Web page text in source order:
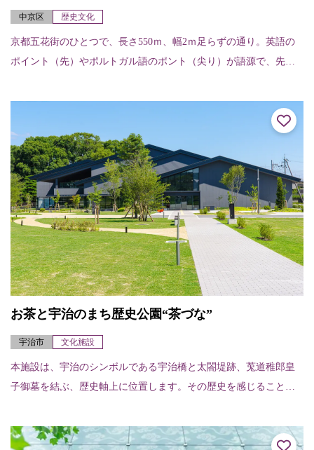
中京区 歴史文化
京都五花街のひとつで、長さ550ｍ、幅2ｍ足らずの通り。英語の
ポイント（先）やポルトガル語のポント（尖り）が語源で、先の
四条河原町のにぎ...
お茶と宇治のまち歴史公園“茶づな”
宇治市 文化施設
本施設は、宇治のシンボルである宇治橋と太閤堤跡、莵道稚郎皇
子御墓を結ぶ、歴史軸上に位置します。その歴史を感じることが
は、宇治の時の流れを...